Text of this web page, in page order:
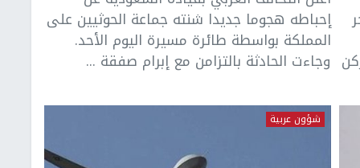
إحباطه هجوما جديدا شنته جماعة الحوثيين على
المملكة بواسطة طائرة مسيرة اليوم الأحد.
وجاءت الحادثة بالتزامن مع إبرام صفقة ...
شؤون عربية